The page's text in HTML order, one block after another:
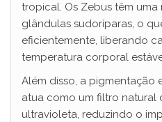
i
tropical. Os Zebus têm
glândulas sudoríparas, o
eficientemente, liberando
temperatura corporal
Além disso, a pigmentação
atua como um filtro natural
ultravioleta, reduzindo o